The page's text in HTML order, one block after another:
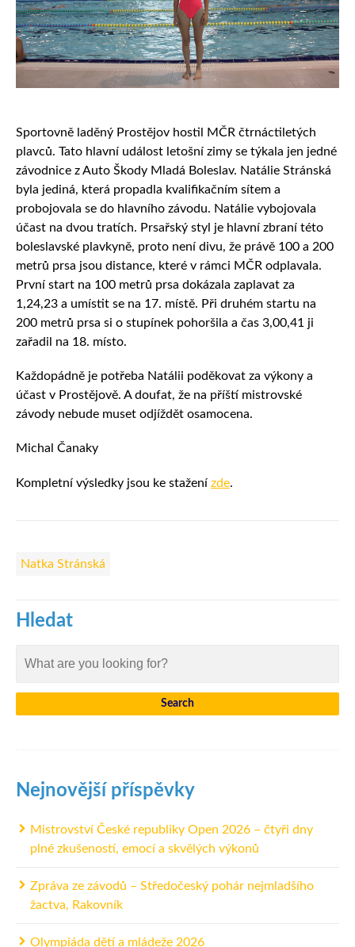
Sportovně laděný Prostějov hostil MČR čtrnáctiletých
plavců. Tato hlavní událost letošní zimy se týkala jen jedné
závodnice z Auto Škody Mladá Boleslav. Natálie Stránská
byla jediná, která propadla kvalifikačním sítem a
probojovala se do hlavního závodu. Natálie vybojovala
účast na dvou tratích. Prsařský styl je hlavní zbraní této
boleslavské plavkyně, proto není divu, že právě 100 a 200
metrů prsa jsou distance, které v rámci MČR odplavala.
První start na 100 metrů prsa dokázala zaplavat za
1,24,23 a umístit se na 17. místě. Při druhém startu na
200 metrů prsa si o stupínek pohoršila a čas 3,00,41 ji
zařadil na 18. místo.
Každopádně je potřeba Natálii poděkovat za výkony a
účast v Prostějově. A doufat, že na příští mistrovské
závody nebude muset odjíždět osamocena.
Michal Čanaky
Kompletní výsledky jsou ke stažení zde.
Natka Stránská
Hledat
Nejnovější příspěvky
Mistrovství České republiky Open 2026 – čtyři dny
plné zkušeností, emocí a skvělých výkonů
Zpráva ze závodů – Středočeský pohár nejmladšího
žactva, Rakovník
Olympiáda dětí a mládeže 2026